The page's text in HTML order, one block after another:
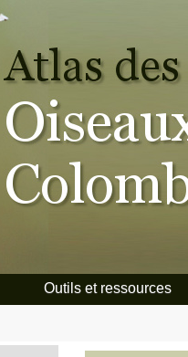
Outils et ressources